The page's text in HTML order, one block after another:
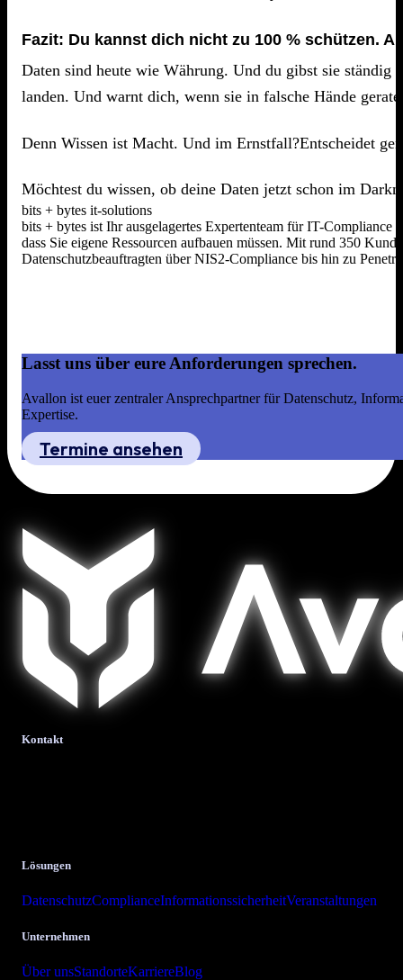
Fazit: Du kannst dich nicht zu 100 % schützen.
Daten sind heute wie Währung. Und du gibst sie
landen. Und warnt dich, wenn sie in falsche Hände
Denn Wissen ist Macht. Und im Ernstfall?Entscheidet
Möchtest du wissen, ob deine Daten jetzt schon im
bits + bytes it-solutions
bits + bytes ist Ihr ausgelagertes Expertenteam für IT-
dass Sie eigene Ressourcen aufbauen müssen. Mit rund 350
Datenschutzbeauftragten über NIS2-Compliance bis hin zu
Lasst uns über eure Anforderungen sprechen.
Avallon ist euer zentraler Ansprechpartner für Datenschutz,
Expertise.
Termine ansehen
Kontakt
Lösungen
DatenschutzComplianceInformationssicherheitVeranstaltungen
Unternehmen
Über unsStandorteKarriereBlog